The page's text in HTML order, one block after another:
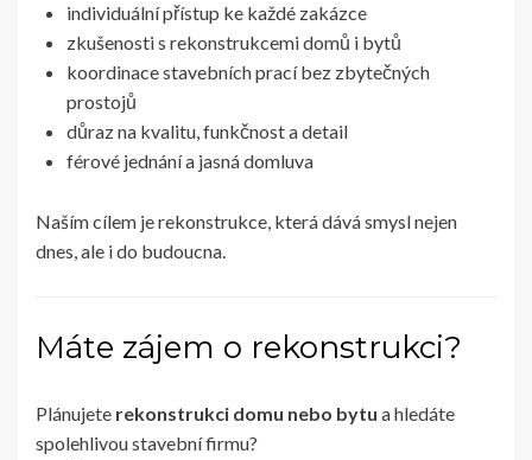
individuální přístup ke každé zakázce
zkušenosti s rekonstrukcemi domů i bytů
koordinace stavebních prací bez zbytečných
prostojů
důraz na kvalitu, funkčnost a detail
férové jednání a jasná domluva
Naším cílem je rekonstrukce, která dává smysl nejen
dnes, ale i do budoucna.
Máte zájem o rekonstrukci?
Plánujete rekonstrukci domu nebo bytu a hledáte
spolehlivou stavební firmu?